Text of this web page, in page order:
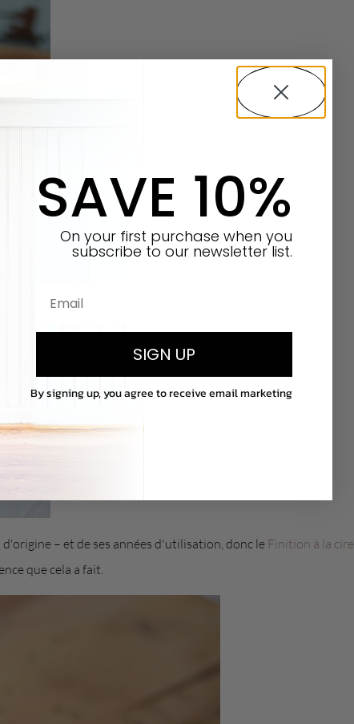
– et de ses années d'utilisation, donc le Finition à la cire
que cela a fait.
SAVE 10%
On your first purchase when you
subscribe to our newsletter list.
SIGN UP
By signing up, you agree to receive email marketing